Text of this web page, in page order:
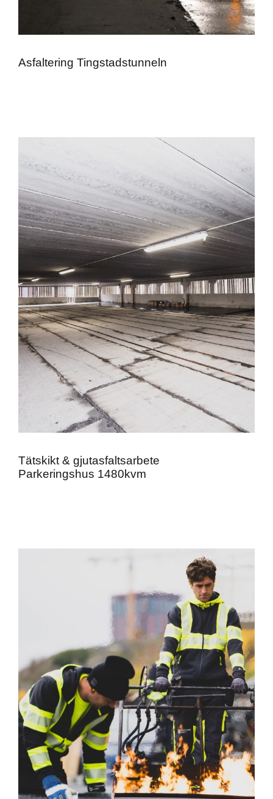
Asfaltering Tingstadstunneln
Tätskikt & gjutasfaltsarbete
Parkeringshus 1480kvm